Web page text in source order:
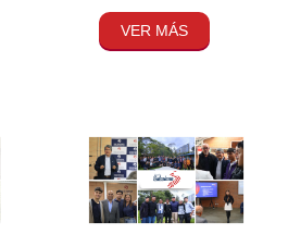
VER MÁS